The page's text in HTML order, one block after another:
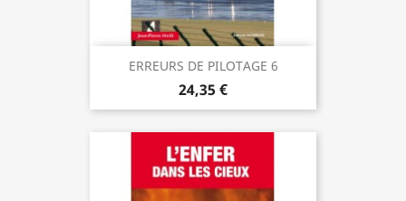
ERREURS DE PILOTAGE 6
24,35 €